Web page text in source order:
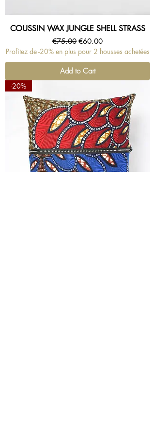
COUSSIN WAX JUNGLE SHELL STRASS
Regular Price
€75.00 Sale Price
€60.00
Profitez de -20% en plus pour 2 housses achetées
Add to Cart
-20%